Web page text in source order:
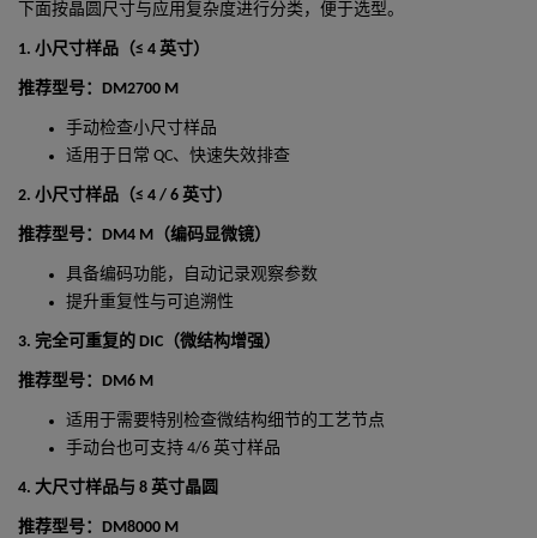
下面按晶圆尺寸与应用复杂度进行分类，便于选型。
1. 小尺寸样品（≤ 4 英寸）
推荐型号：DM2700 M
手动检查小尺寸样品
适用于日常 QC、快速失效排查
2. 小尺寸样品（≤ 4 / 6 英寸）
推荐型号：DM4 M （编码显微镜）
具备编码功能，自动记录观察参数
提升重复性与可追溯性
3. 完全可重复的 DIC （微结构增强）
推荐型号：DM6 M
适用于需要特别检查微结构细节的工艺节点
手动台也可支持 4/6 英寸样品
4. 大尺寸样品与 8 英寸晶圆
推荐型号：DM8000 M